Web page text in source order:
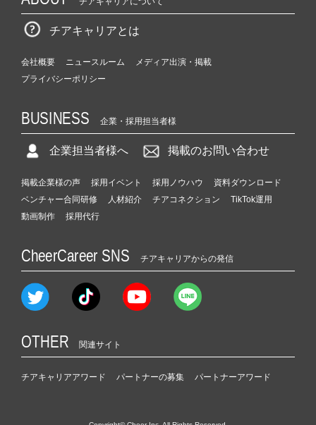
チアキャリアとは
会社概要 ニュースルーム
メディア出演・掲載
プライバシーポリシー
BUSINESS 企業・採用担当者様
企業担当者様へ 掲載のお問い合わせ
掲載企業様の声 採用イベント 採用ノウハウ
資料ダウンロード
ベンチャー合同研修
人材紹介 チアコネクション
TikTok運用
動画制作
採用代行
CheerCareer SNS チアキャリアからの発信
OTHER 関連サイト
チアキャリアアワード パートナーの募集 パートナーアワード